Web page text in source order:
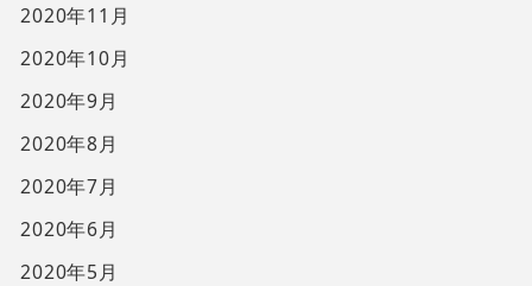
2020年11月
2020年10月
2020年9月
2020年8月
2020年7月
2020年6月
2020年5月